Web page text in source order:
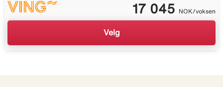
17 045 NOK/voksen
Velg